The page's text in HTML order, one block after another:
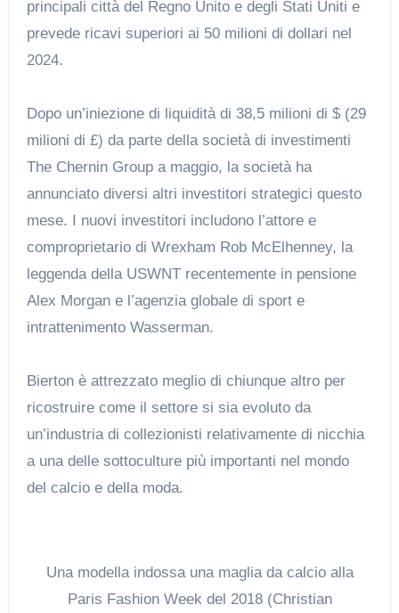
principali città del Regno Unito e degli Stati Uniti e
prevede ricavi superiori ai 50 milioni di dollari nel
2024.
Dopo un’iniezione di liquidità di 38,5 milioni di $ (29
milioni di £) da parte della società di investimenti
The Chernin Group a maggio, la società ha
annunciato diversi altri investitori strategici questo
mese. I nuovi investitori includono l’attore e
comproprietario di Wrexham Rob McElhenney, la
leggenda della USWNT recentemente in pensione
Alex Morgan e l’agenzia globale di sport e
intrattenimento Wasserman.
Bierton è attrezzato meglio di chiunque altro per
ricostruire come il settore si sia evoluto da
un’industria di collezionisti relativamente di nicchia
a una delle sottoculture più importanti nel mondo
del calcio e della moda.
Una modella indossa una maglia da calcio alla
Paris Fashion Week del 2018 (Christian